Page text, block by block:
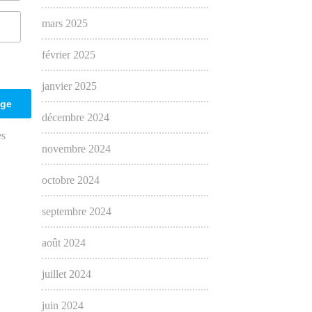
mars 2025
février 2025
janvier 2025
décembre 2024
novembre 2024
octobre 2024
septembre 2024
août 2024
juillet 2024
juin 2024